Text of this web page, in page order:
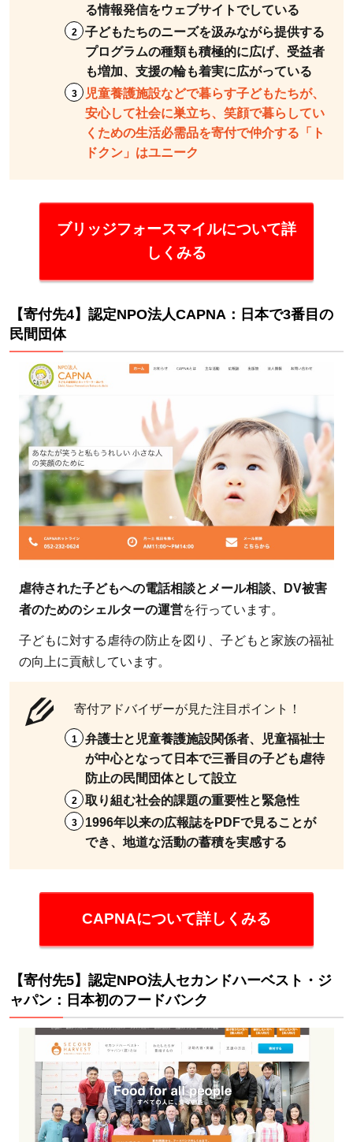
く
る3
つ
疑
問
7.1
1.児
童養
護施
設と
は？
孤児
児童
福祉
施設
との
は？
2.児
童養
護施
設に
は直
いい
7.3
3.児
童養
護施
設に
寄付
でき
る
NPO
る情報発信をウェブサイトでしている
子どもたちのニーズを汲みながら提供する
プログラムの種類も積極的に広げ、受益者
も増加、支援の輪も着実に広がっている
児童養護施設などで暮らす子どもたちが、
安心して社会に巣立ち、笑顔で暮らしてい
くための生活必需品を寄付で仲介する「ト
ドクン」はユニーク
ブリッジフォースマイルについて詳
しくみる
【寄付先4】認定NPO法人CAPNA：日本で3番目の
民間団体
虐待された子どもへの電話相談とメール相談、DV被害
者のためのシェルターの運営を行っています。
子どもに対する虐待の防止を図り、子どもと家族の福祉
の向上に貢献しています。
寄付アドバイザーが見た注目ポイント！
弁護士と児童養護施設関係者、児童福祉士
が中心となって日本で三番目の子ども虐待
防止の民間団体として設立
取り組む社会的課題の重要性と緊急性
1996年以来の広報誌をPDFで見ることが
でき、地道な活動の蓄積を実感する
CAPNAについて詳しくみる
【寄付先5】認定NPO法人セカンドハーベスト・ジ
ャパン：日本初のフードバンク